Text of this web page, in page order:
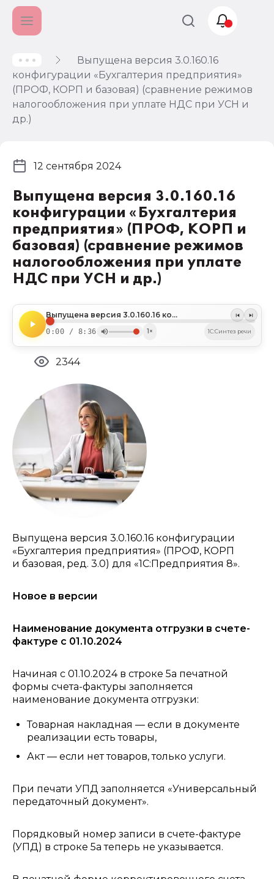
Выпущена версия 3.0.160.16
конфигурации «Бухгалтерия предприятия»
(ПРОФ, КОРП и базовая) (сравнение режимов
налогообложения при уплате НДС при УСН и
др.)
Выпущена версия 3.0.160.16
конфигурации «Бухгалтерия
предприятия» (ПРОФ, КОРП и
базовая) (сравнение режимов
налогообложения при уплате
НДС при УСН и др.)
Выпущена версия 3.0.160.16 конфигурации «Бухгалтерия предприятия» (ПРОФ, КОРП и базовая) (сравнение режимов налогообложения при уплате НДС при УСН и др.)
0:00 / 8:36 1× 1C:Синтез речи
12 сентября 2024
2344
Выпущена версия 3.0.160.16 конфигурации
«Бухгалтерия предприятия» (ПРОФ, КОРП
и базовая, ред. 3.0) для «1С:Предприятия 8».
Новое в версии
Наименование документа отгрузки в счете-
фактуре с 01.10.2024
Начиная с 01.10.2024 в строке 5а печатной
формы счета-фактуры заполняется
наименование документа отгрузки:
Товарная накладная — если в документе
реализации есть товары,
Акт — если нет товаров, только услуги.
При печати УПД заполняется «Универсальный
передаточный документ».
Порядковый номер записи в счете-фактуре
(УПД) в строке 5а теперь не указывается.
Учет и
налогообложение
Автоматизация